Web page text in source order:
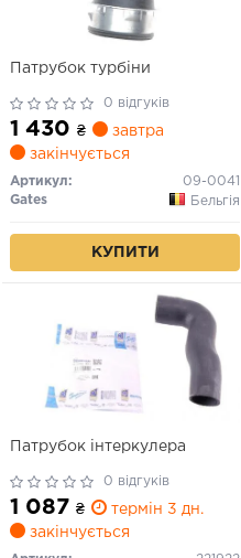
Патрубок турбіни
0 відгуків
1 430 ₴
завтра
закінчується
Артикул:
09-0041
Gates
Бельгія
КУПИТИ
Патрубок інтеркулера
0 відгуків
1 087 ₴
термін 3 дн.
закінчується